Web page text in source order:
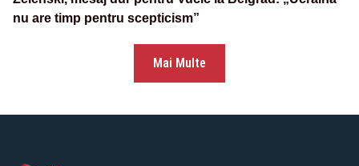
nu are timp pentru scepticism”
Mai Multe